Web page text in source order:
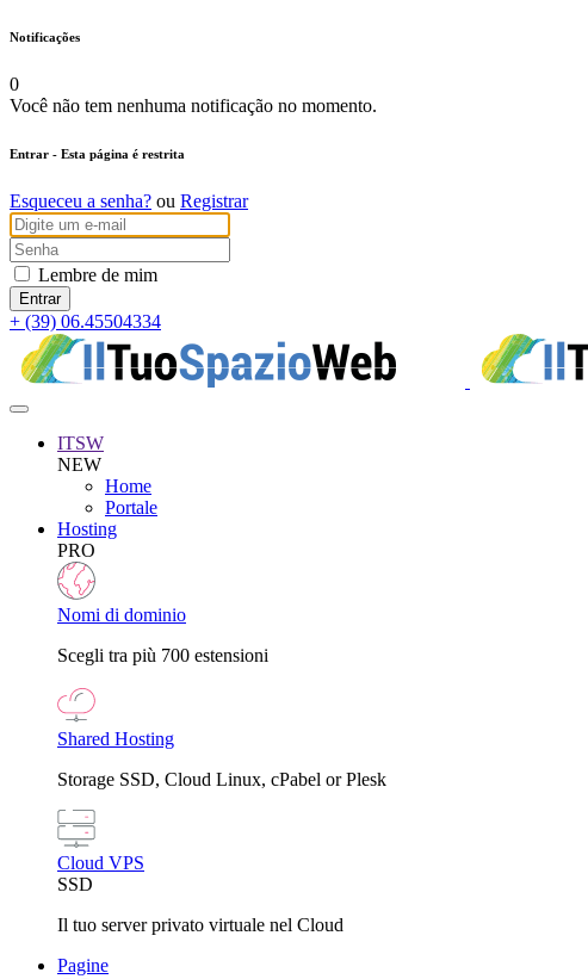
Notificações
0
Você não tem nenhuma notificação no momento.
Entrar - Esta página é restrita
Esqueceu a senha? ou Registrar
Lembre de mim
+ (39) 06.45504334
ITSW
NEW
Home
Portale
Hosting
PRO
Nomi di dominio
Scegli tra più 700 estensioni
Shared Hosting
Storage SSD, Cloud Linux, cPabel or Plesk
Cloud VPS
SSD
Il tuo server privato virtuale nel Cloud
Pagine